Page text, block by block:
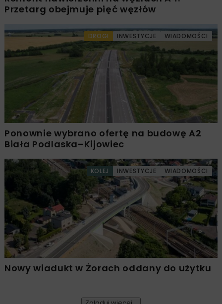
Przetarg obejmuje pięć węzłów
DROGI INWESTYCJE WIADOMOŚCI
Ponownie wybrano ofertę na budowę A2
Biała Podlaska–Kijowiec
KOLEJ INWESTYCJE WIADOMOŚCI
Nowy wiadukt w Żorach oddany do użytku